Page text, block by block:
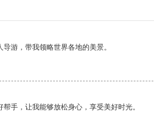
游，带我领略世界各地的美景。
手，让我能够放松身心，享受美好时光。